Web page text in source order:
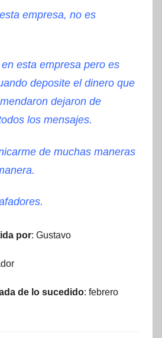
empresa, no es
esta empresa pero es
deposite el dinero que
dejaron de
los mensajes.
de muchas maneras
por: Gustavo
de lo sucedido: febrero